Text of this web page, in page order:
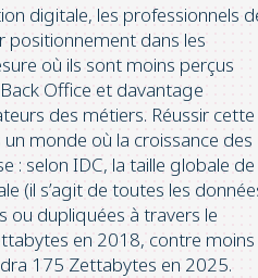
digitale, les professionnels
positionnement dans les
où ils sont moins perçus
Office et davantage
des métiers. Réussir cette
monde où la croissance des
: selon IDC, la taille globale de
(il s’agit de toutes les
ou dupliquées à travers le
en 2018, contre moins
175 Zettabytes en 2025.